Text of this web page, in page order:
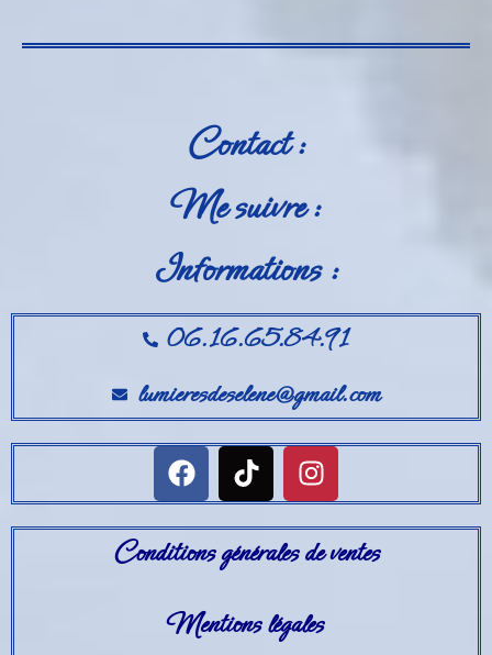
Contact :
Me suivre :
Informations :
06.16.65.84.91
lumieresdeselene@gmail.com
Conditions générales de ventes
Mentions légales